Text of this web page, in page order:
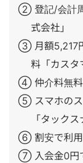
② 登記/会計
式会社」
③ 月額5,217
料「カスタ
④ 仲介料無料
⑤ スマホのス
「タックス
⑥ 割安で利用
⑦ 入会金0円